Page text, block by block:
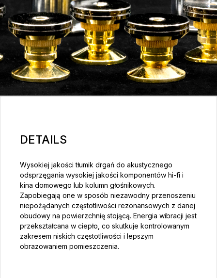
DETAILS
Wysokiej jakości tłumik drgań do akustycznego
odsprzęgania wysokiej jakości komponentów hi-fi i
kina domowego lub kolumn głośnikowych.
Zapobiegają one w sposób niezawodny przenoszeniu
niepożądanych częstotliwości rezonansowych z danej
obudowy na powierzchnię stojącą. Energia wibracji jest
przekształcana w ciepło, co skutkuje kontrolowanym
zakresem niskich częstotliwości i lepszym
obrazowaniem pomieszczenia.